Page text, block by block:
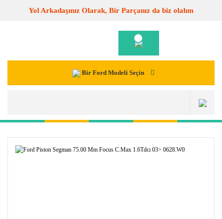
Yol Arkadaşınız Olarak, Bir Parçanız da biz olalım
Bir Ford Modeli Seçin